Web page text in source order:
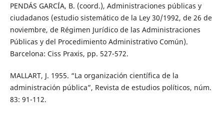
PENDÁS GARCÍA, B. (coord.), Administraciones públicas y
ciudadanos (estudio sistemático de la Ley 30/1992, de 26 de
noviembre, de Régimen Jurídico de las Administraciones
Públicas y del Procedimiento Administrativo Común).
Barcelona: Ciss Praxis, pp. 527-572.
MALLART, J. 1955. “La organización científica de la
administración pública”, Revista de estudios políticos, núm.
83: 91-112.